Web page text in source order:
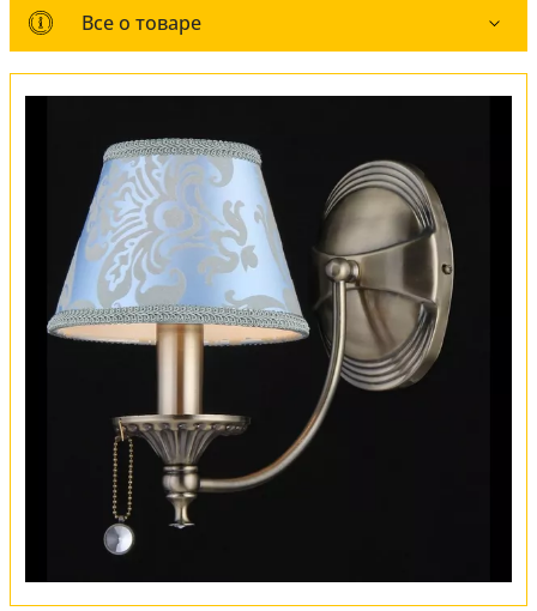
Все о товаре
Все о товаре
Комплект лампочек
Вся коллекция
Оплата и доставка
Обмен и возврат
FAQ
Отзывы